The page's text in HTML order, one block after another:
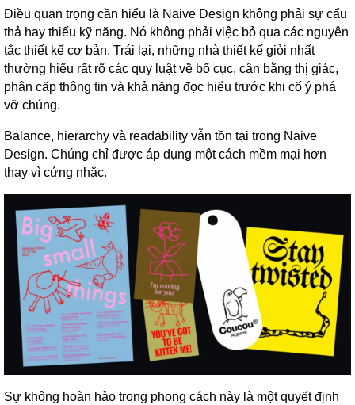
Điều quan trọng cần hiểu là Naive Design không phải sự cẩu
thả hay thiếu kỹ năng. Nó không phải việc bỏ qua các nguyên
tắc thiết kế cơ bản. Trái lại, những nhà thiết kế giỏi nhất
thường hiểu rất rõ các quy luật về bố cục, cân bằng thị giác,
phân cấp thông tin và khả năng đọc hiểu trước khi cố ý phá
vỡ chúng.
Balance, hierarchy và readability vẫn tồn tại trong Naive
Design. Chúng chỉ được áp dụng một cách mềm mại hơn
thay vì cứng nhắc.
Sự không hoàn hảo trong phong cách này là một quyết định